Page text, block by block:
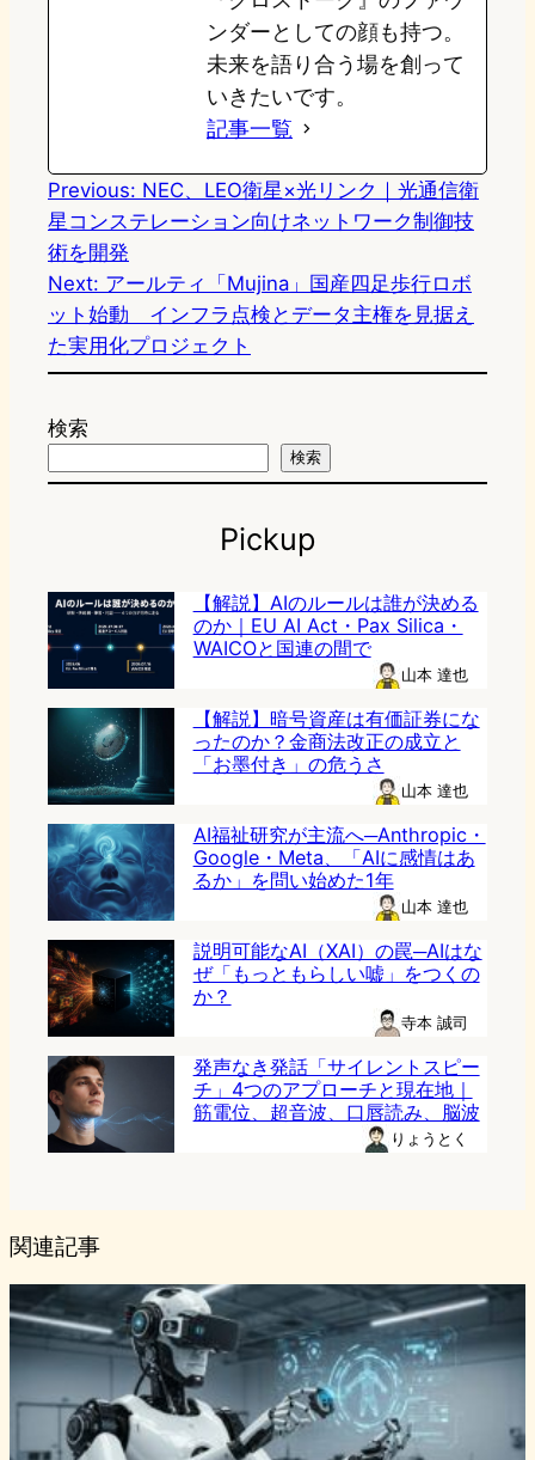
ンダーとしての顔も持つ。
未来を語り合う場を創って
いきたいです。
記事一覧
Previous: NEC、LEO衛星×光リンク｜光通信衛
星コンステレーション向けネットワーク制御技
術を開発
Next: アールティ「Mujina」国産四足歩行ロボ
ット始動 インフラ点検とデータ主権を見据え
た実用化プロジェクト
検索
検索
Pickup
【解説】AIのルールは誰が決める
のか｜EU AI Act・Pax Silica・
WAICOと国連の間で
山本 達也
【解説】暗号資産は有価証券にな
ったのか？金商法改正の成立と
「お墨付き」の危うさ
山本 達也
AI福祉研究が主流へ─Anthropic・
Google・Meta、「AIに感情はあ
るか」を問い始めた1年
山本 達也
説明可能なAI（XAI）の罠─AIはな
ぜ「もっともらしい嘘」をつくの
か？
寺本 誠司
発声なき発話「サイレントスピー
チ」4つのアプローチと現在地｜
筋電位、超音波、口唇読み、脳波
りょうとく
関連記事